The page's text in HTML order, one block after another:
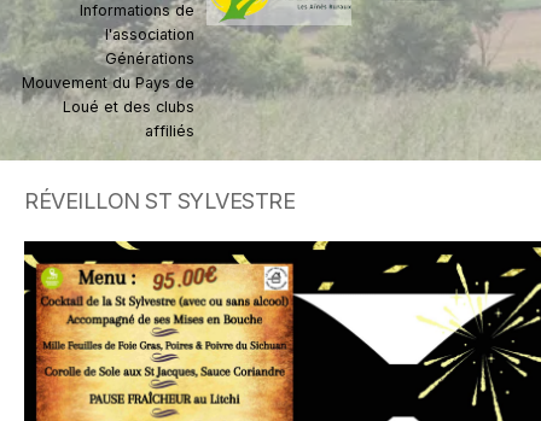
Informations de
l'association
Générations
Mouvement du Pays de
Loué et des clubs
affiliés
RÉVEILLON ST SYLVESTRE